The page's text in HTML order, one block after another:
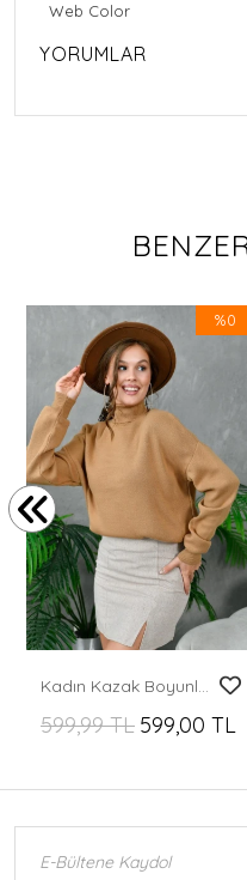
Web Color
YORUMLAR
%0
Kadın Kazak Boyunlu Kazak Camel - 214430
599,99 TL 599,00 TL